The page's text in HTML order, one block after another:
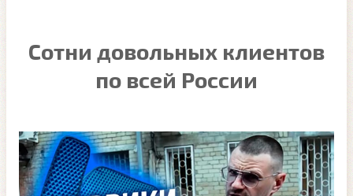
Сотни довольных клиентов
по всей России